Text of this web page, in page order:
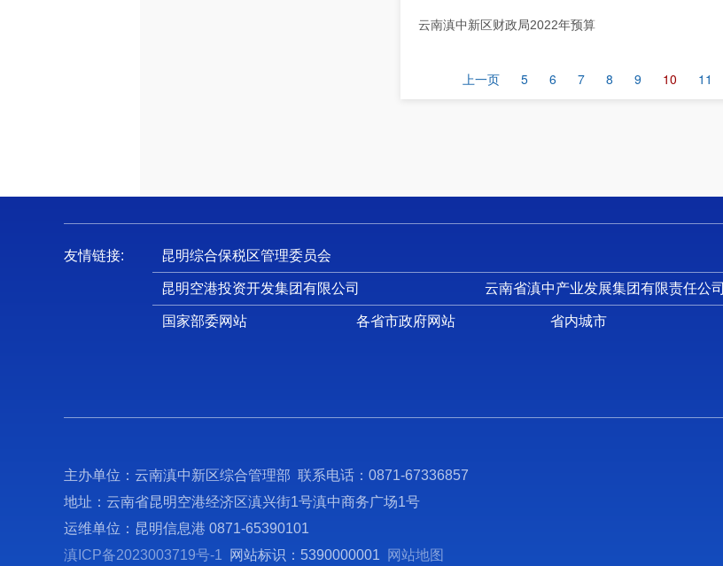
云南滇中新区财政局2022年预算
上一页 5 6 7 8 9 10 11
友情链接: 昆明综合保税区管理委员会
昆明空港投资开发集团有限公司 云南省滇中产业发展集团有限责任公司
国家部委网站 各省市政府网站 省内城市
主办单位：云南滇中新区综合管理部 联系电话：0871-67336857
地址：云南省昆明空港经济区滇兴街1号滇中商务广场1号
运维单位：昆明信息港 0871-65390101
滇ICP备2023003719号-1
网站标识：5390000001 网站地图